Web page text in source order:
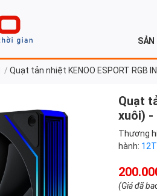
SẢN
/ Quạt tản nhiệt KENOO ESPORT RGB
Quạt
xuôi) -
Thương
hành: 12T
(Giá đã